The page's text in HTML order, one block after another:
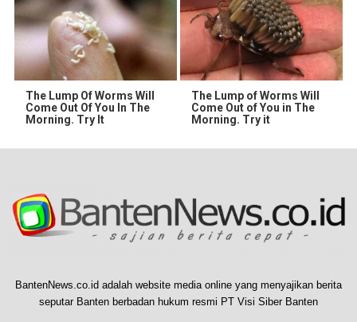
The Lump Of Worms Will
Come Out Of You In The
Morning. Try It
The Lump of Worms Will
Come Out of You in The
Morning. Try it
BantenNews.co.id adalah website media online yang menyajikan berita
seputar Banten berbadan hukum resmi PT Visi Siber Banten